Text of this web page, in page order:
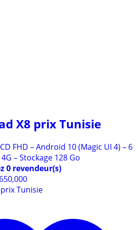
X8 prix Tunisie
FHD – Android 10 (Magic UI 4) – 6
– Stockage 128 Go
0 revendeur(s)
650,000
prix Tunisie